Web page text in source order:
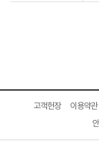
고객헌장 이용약관